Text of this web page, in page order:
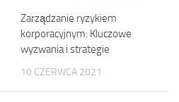
Zarządzanie ryzykiem
korporacyjnym: Kluczowe
wyzwania i strategie
10 CZERWCA 2021